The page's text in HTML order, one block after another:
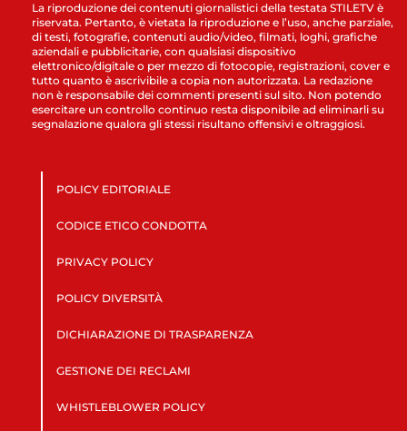
La riproduzione dei contenuti giornalistici della testata STILETV è
riservata. Pertanto, è vietata la riproduzione e l’uso, anche parziale,
di testi, fotografie, contenuti audio/video, filmati, loghi, grafiche
aziendali e pubblicitarie, con qualsiasi dispositivo
elettronico/digitale o per mezzo di fotocopie, registrazioni, cover e
tutto quanto è ascrivibile a copia non autorizzata. La redazione
non è responsabile dei commenti presenti sul sito. Non potendo
esercitare un controllo continuo resta disponibile ad eliminarli su
segnalazione qualora gli stessi risultano offensivi e oltraggiosi.
POLICY EDITORIALE
CODICE ETICO CONDOTTA
PRIVACY POLICY
POLICY DIVERSITÀ
DICHIARAZIONE DI TRASPARENZA
GESTIONE DEI RECLAMI
WHISTLEBLOWER POLICY